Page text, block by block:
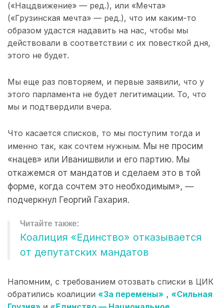
(«Нацдвижение» — ред.), или «Мечта»
(«Грузинская мечта» — ред.), что им каким-то
образом удастся надавить на нас, чтобы мы
действовали в соответствии с их повесткой дня,
этого не будет.
Мы еще раз повторяем, и первые заявили, что у
этого парламента не будет легитимации. То, что
мы и подтвердили вчера.
Что касается списков, то мы поступим тогда и
именно так, как сочтем нужным. Мы не просим
«нацев» или Иванишвили и его партию. Мы
откажемся от мандатов и сделаем это в той
форме, когда сочтем это необходимым», —
подчеркнул Георгий Гахария.
Коалиция «Единство» отказывается
от депутатских мандатов
Напомним, с требованием отозвать списки в ЦИК
обратились коалиции «За перемены» , «Сильная